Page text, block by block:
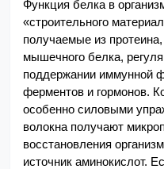
Функция белка в
«строительного
получаемые из
мышечного белка,
поддержании иммунной
ферментов и гормонов.
особенно силовыми
волокна получают
восстановления
источник аминокислот.